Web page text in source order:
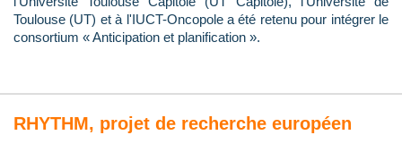
Toulouse (UT) et à l'IUCT-Oncopole a été retenu pour intégrer le
consortium « Anticipation et planification ».
RHYTHM, projet de recherche européen